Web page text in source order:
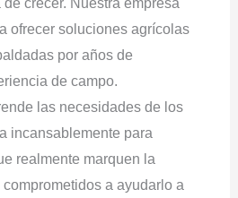
crecer. Nuestra empresa
ofrecer soluciones agrícolas
por años de
de campo.
las necesidades de los
incansablemente para
realmente marquen la
a ayudarlo a